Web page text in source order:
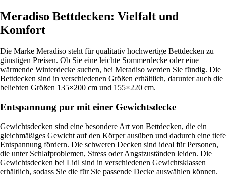
Meradiso Bettdecken: Vielfalt und
Komfort
Die Marke Meradiso steht für qualitativ hochwertige Bettdecken zu
günstigen Preisen. Ob Sie eine leichte Sommerdecke oder eine
wärmende Winterdecke suchen, bei Meradiso werden Sie fündig. Die
Bettdecken sind in verschiedenen Größen erhältlich, darunter auch die
beliebten Größen 135×200 cm und 155×220 cm.
Entspannung pur mit einer Gewichtsdecke
Gewichtsdecken sind eine besondere Art von Bettdecken, die ein
gleichmäßiges Gewicht auf den Körper ausüben und dadurch eine tiefe
Entspannung fördern. Die schweren Decken sind ideal für Personen,
die unter Schlafproblemen, Stress oder Angstzuständen leiden. Die
Gewichtsdecken bei Lidl sind in verschiedenen Gewichtsklassen
erhältlich, sodass Sie die für Sie passende Decke auswählen können.